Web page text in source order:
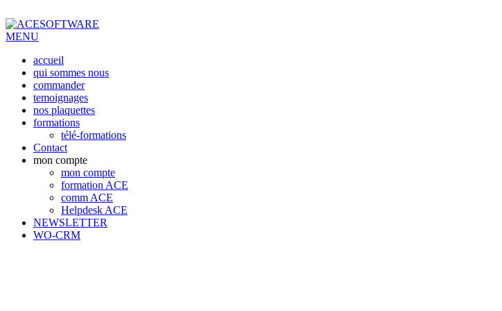
MENU
accueil
qui sommes nous
commander
temoignages
nos plaquettes
formations
télé-formations
Contact
mon compte
mon compte
formation ACE
comm ACE
Helpdesk ACE
NEWSLETTER
WO-CRM